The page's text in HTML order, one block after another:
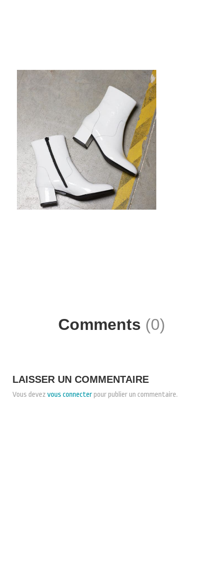
Comments (0)
LAISSER UN COMMENTAIRE
Vous devez vous connecterpour publier un commentaire.